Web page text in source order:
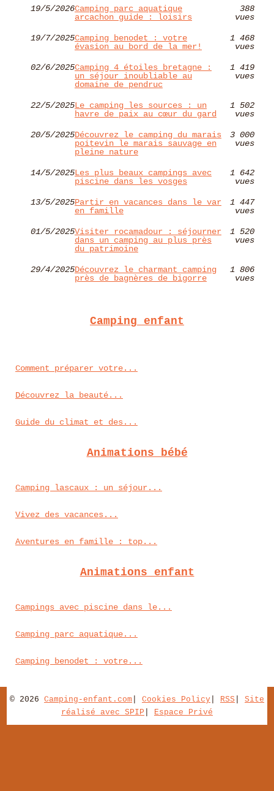
19/5/2026Camping parc aquatique
arcachon guide : loisirs
388
vues
19/7/2025Camping benodet : votre
évasion au bord de la mer!
1 468
vues
02/6/2025Camping 4 étoiles bretagne :
un séjour inoubliable au
domaine de pendruc
1 419
vues
22/5/2025Le camping les sources : un
havre de paix au cœur du gard
1 502
vues
20/5/2025Découvrez le camping du marais
poitevin le marais sauvage en
pleine nature
3 000
vues
14/5/2025Les plus beaux campings avec
piscine dans les vosges
1 642
vues
13/5/2025Partir en vacances dans le var
en famille
1 447
vues
01/5/2025Visiter rocamadour : séjourner
dans un camping au plus près
du patrimoine
1 520
vues
29/4/2025Découvrez le charmant camping
près de bagnères de bigorre
1 806
vues
Camping enfant
Comment préparer votre...
Découvrez la beauté...
Guide du climat et des...
Animations bébé
Camping lascaux : un séjour...
Vivez des vacances...
Aventures en famille : top...
Animations enfant
Campings avec piscine dans le...
Camping parc aquatique...
Camping benodet : votre...
© 2026 Camping-enfant.com Cookies Policy RSS
Site
réalisé avec SPIP
Espace Privé